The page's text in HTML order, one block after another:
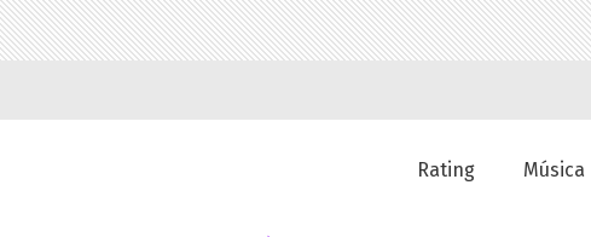
Rating Música